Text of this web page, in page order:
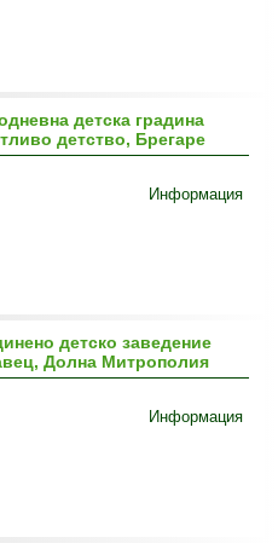
детска градина
детство, Брегаре
Информация
детско заведение
Долна Митрополия
Информация